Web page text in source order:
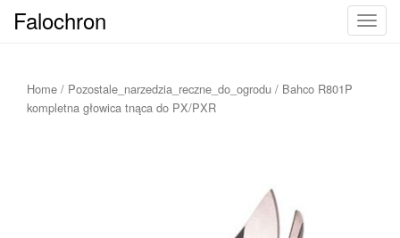
T
Falochron
Home / Pozostale_narzedzia_reczne_do_ogrodu / Bahco R801P
kompletna głowica tnąca do PX/PXR